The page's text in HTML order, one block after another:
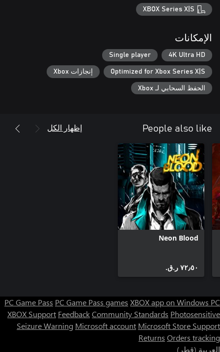
XBOX Series X|S
الإمكانات
4K Ultra HD
Single player
Optimized for Xbox Series X|S إنجازات Xbox
الحفظ السحابي لـ Xbox
People also like إظهار الكل
Neon Blood
٧٢٫٥٠ ر.ق.‏
PC Game Pass PC Game Pass games XBOX app on Windows PC
XBOX Support FeedbackCommunity Standards Photosensitive
Seizure Warning Microsoft account Microsoft Store Support
Returns Orders tracking
العربية (قطر)